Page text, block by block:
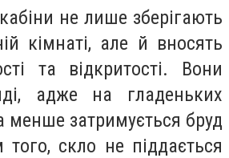
не лише зберігають
кімнаті, але й вносять
та відкритості. Вони
адже на гладеньких
менше затримується бруд
скло не піддається